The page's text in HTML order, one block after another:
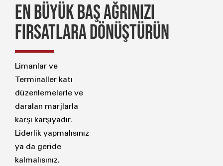
EN BÜYÜK BAŞ AĞRINIZI
FIRSATLARA DÖNÜŞTÜRÜN
Limanlar ve
Terminaller katı
düzenlemelerle ve
daralan marjlarla
karşı karşıyadır.
Liderlik yapmalısınız
ya da geride
kalmalısınız.